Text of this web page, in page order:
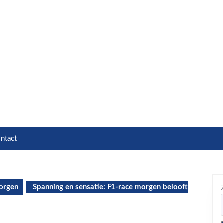
Spanning en sensatie: F1-race morgen belooft